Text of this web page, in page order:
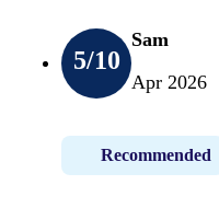
5/10
Sam
Apr 2026
Recommended